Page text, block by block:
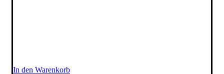
In den Warenkorb